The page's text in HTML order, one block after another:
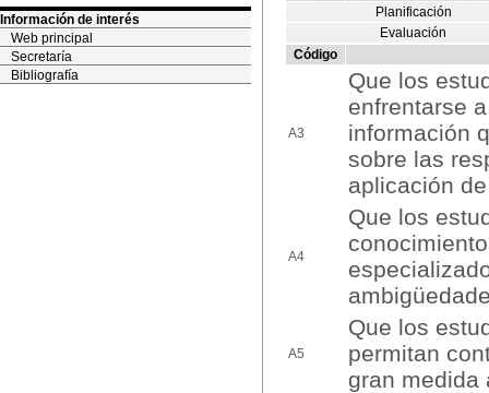
Información de interés
Web principal
Secretaría
Bibliografía
Planificación
Evaluación
Código
A3
Que los
enfrentarse
información
sobre las
aplicación
A4
Que los
A5
Que los
permitan
gran medida